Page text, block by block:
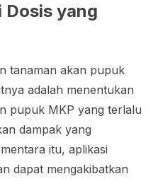
Dosis yang
tanaman akan pupuk
adalah menentukan
pupuk MKP yang terlalu
dampak yang
itu, aplikasi
dapat mengakibatkan